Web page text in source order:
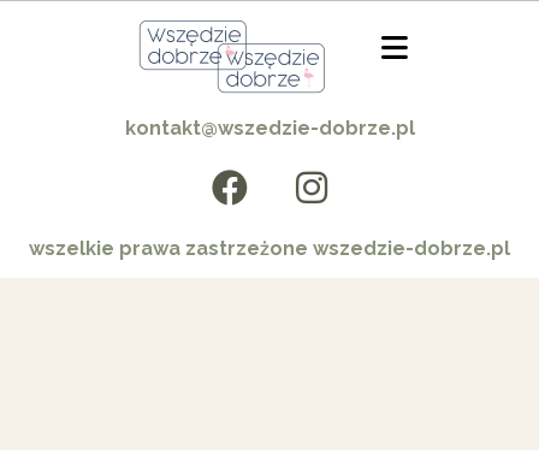
kontakt@wszedzie-dobrze.pl
wszelkie prawa zastrzeżone wszedzie-dobrze.pl